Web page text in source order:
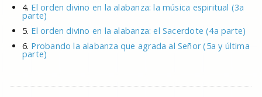
4. El orden divino en la alabanza: la música espiritual (3a
parte)
5. El orden divino en la alabanza: el Sacerdote (4a parte)
6. Probando la alabanza que agrada al Señor (5a y última
parte)